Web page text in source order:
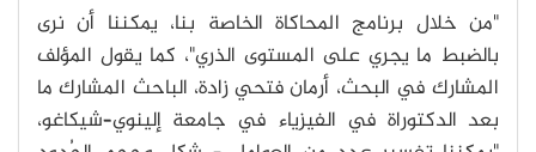
"من خلال برنامج المحاكاة الخاصة بنا، يمكننا أن نرى
بالضبط ما يجري على المستوى الذري"، كما يقول المؤلف
المشارك في البحث، أرمان فتحي زادة، الباحث المشارك ما
بعد الدكتوراة في الفيزياء في جامعة إلينوي–شيكاغو،